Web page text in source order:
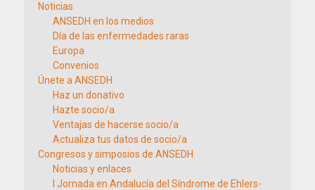
Noticias
ANSEDH en los medios
Día de las enfermedades raras
Europa
Convenios
Únete a ANSEDH
Haz un donativo
Hazte socio/a
Ventajas de hacerse socio/a
Actualiza tus datos de socio/a
Congresos y simposios de ANSEDH
Noticias y enlaces
I Jornada en Andalucía del Síndrome de Ehlers-